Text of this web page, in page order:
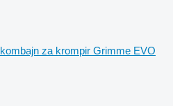
kombajn za krompir Grimme EVO